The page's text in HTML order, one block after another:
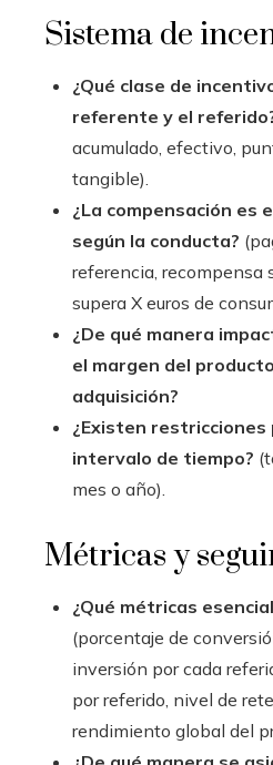
Sistema de
¿Qué clase de
referente y el
acumulado, efectivo,
tangible).
¿La compensación es
según la conducta?
referencia, recompensa
supera X euros de
¿De qué manera
el margen del
adquisición?
¿Existen restricciones
intervalo de tiempo?
mes o año).
Métricas y
¿Qué métricas
(porcentaje de
inversión por cada
por referido, nivel de
rendimiento global del